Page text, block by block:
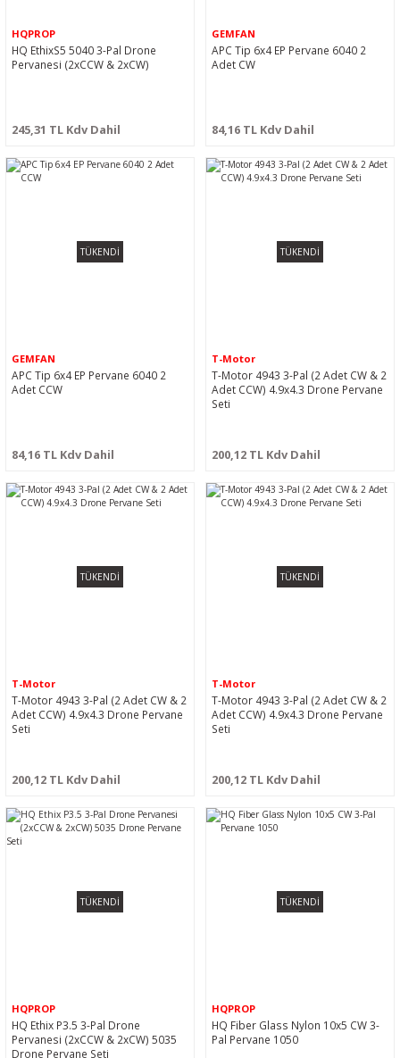
HQPROP
HQ EthixS5 5040 3-Pal Drone
Pervanesi (2xCCW & 2xCW)
245,31 TL Kdv Dahil
GEMFAN
APC Tip 6x4 EP Pervane 6040 2
Adet CW
84,16 TL Kdv Dahil
TÜKENDİ
GEMFAN
APC Tip 6x4 EP Pervane 6040 2
Adet CCW
84,16 TL Kdv Dahil
TÜKENDİ
T-Motor
T-Motor 4943 3-Pal (2 Adet CW & 2
Adet CCW) 4.9x4.3 Drone Pervane
Seti
200,12 TL Kdv Dahil
TÜKENDİ
T-Motor
T-Motor 4943 3-Pal (2 Adet CW & 2
Adet CCW) 4.9x4.3 Drone Pervane
Seti
200,12 TL Kdv Dahil
TÜKENDİ
T-Motor
T-Motor 4943 3-Pal (2 Adet CW & 2
Adet CCW) 4.9x4.3 Drone Pervane
Seti
200,12 TL Kdv Dahil
TÜKENDİ
HQPROP
HQ Ethix P3.5 3-Pal Drone
Pervanesi (2xCCW & 2xCW) 5035
Drone Pervane Seti
TÜKENDİ
HQPROP
HQ Fiber Glass Nylon 10x5 CW 3-
Pal Pervane 1050